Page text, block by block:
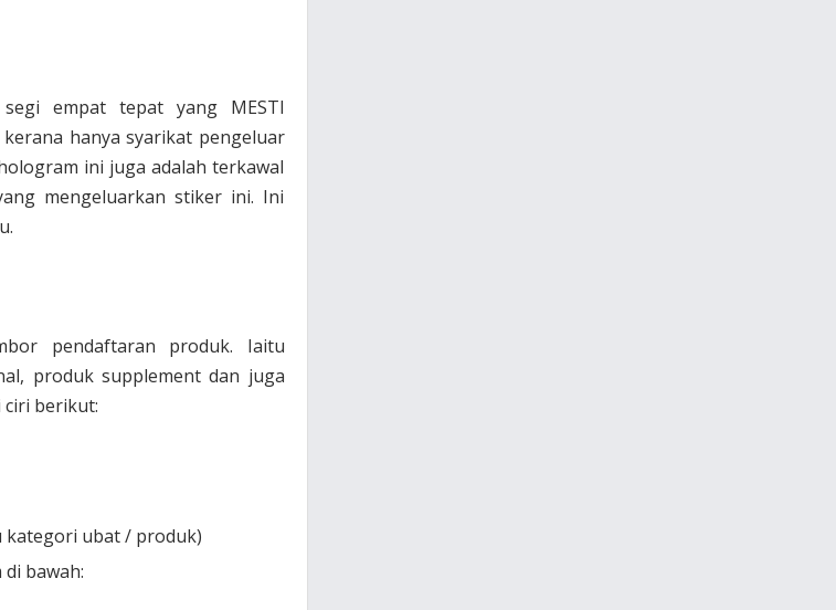
empat tepat yang MESTI
hanya syarikat pengeluar
ini juga adalah terkawal
mengeluarkan stiker ini. Ini
pendaftaran produk. Iaitu
produk supplement dan juga
berikut:
kategori ubat / produk)
bawah: